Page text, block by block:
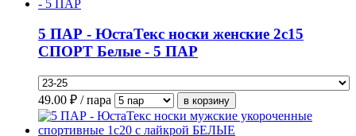
5 ПАР - ЮстаТекс носки женские 2с15
СПОРТ Белые - 5 ПАР
49.00 ₽ / пара